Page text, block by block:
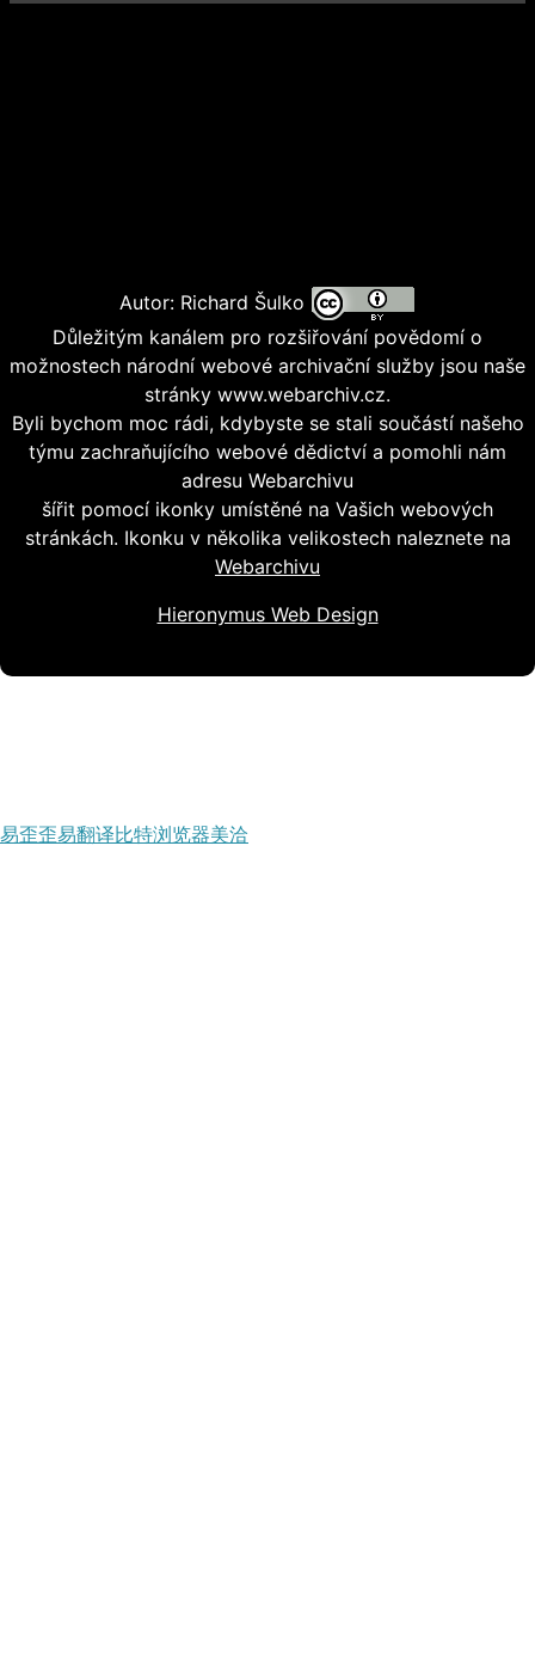
Autor: Richard Šulko
Důležitým kanálem pro rozšiřování povědomí o
možnostech národní webové archivační služby jsou naše
stránky www.webarchiv.cz.
Byli bychom moc rádi, kdybyste se stali součástí našeho
týmu zachraňujícího webové dědictví a pomohli nám
adresu Webarchivu
šířit pomocí ikonky umístěné na Vašich webových
stránkách. Ikonku v několika velikostech naleznete na
Webarchivu
Hieronymus Web Design
易歪歪易翻译比特浏览器美洽